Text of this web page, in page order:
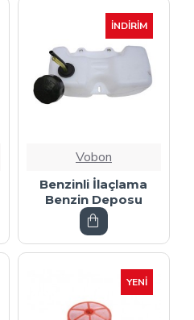
İNDIRIM
Vobon
Benzinli İlaçlama
Benzin Deposu
YENI